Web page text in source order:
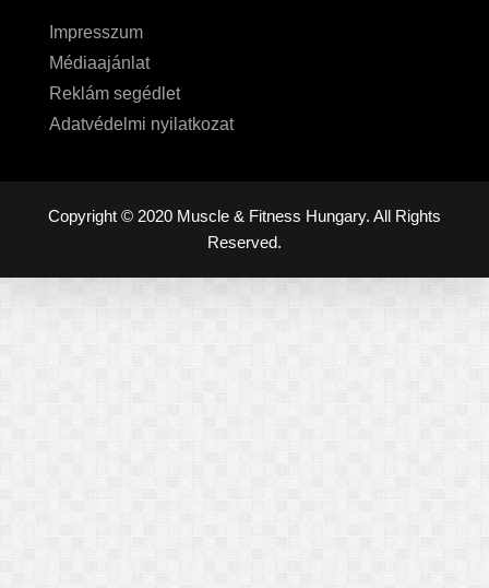
Impresszum
Médiaajánlat
Reklám segédlet
Adatvédelmi nyilatkozat
Copyright © 2020 Muscle & Fitness Hungary. All Rights
Reserved.